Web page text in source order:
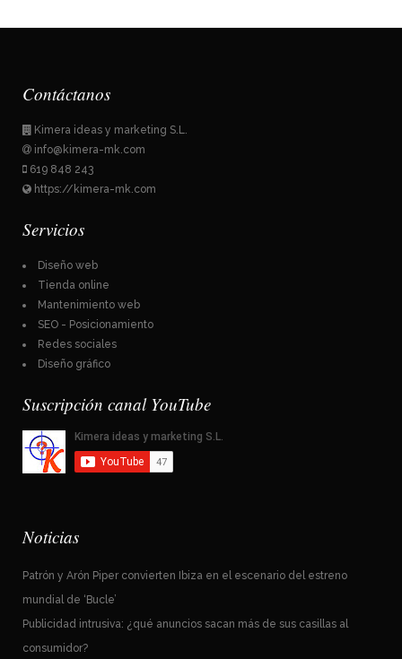
Contáctanos
Kimera ideas y marketing S.L.
info@kimera-mk.com
619 848 243
https://kimera-mk.com
Servicios
Diseño web
Tienda online
Mantenimiento web
SEO - Posicionamiento
Redes sociales
Diseño gráfico
Suscripción canal YouTube
Noticias
Patrón y Arón Piper convierten Ibiza en el escenario del estreno
mundial de ‘Bucle’
Publicidad intrusiva: ¿qué anuncios sacan más de sus casillas al
consumidor?